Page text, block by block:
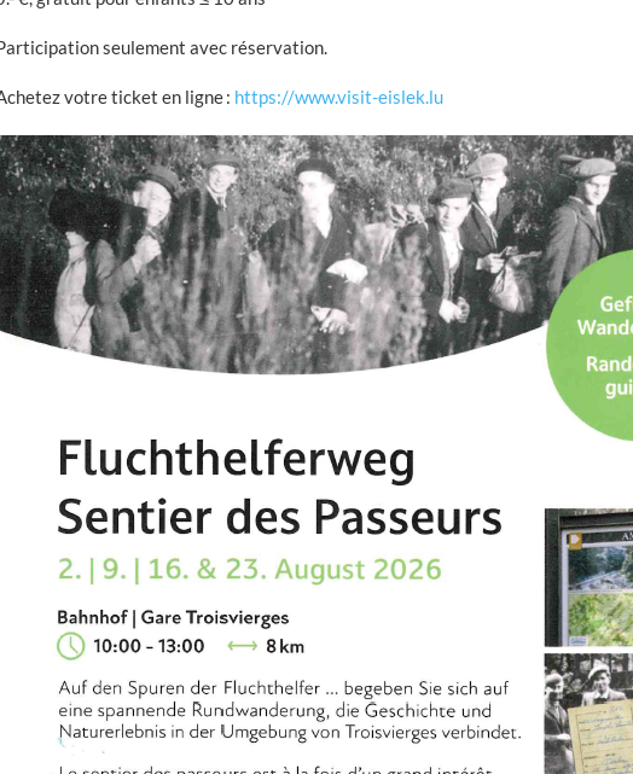
seulement avec réservation.
votre ticket en ligne : https://www.visit-eislek.lu